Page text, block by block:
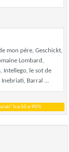
mon pére, Geschickt,
Lombard,
Intellego, le sot de
Inebriati, Barral ...
tra 50 e 90%